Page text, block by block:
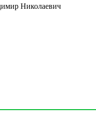
Николаевич